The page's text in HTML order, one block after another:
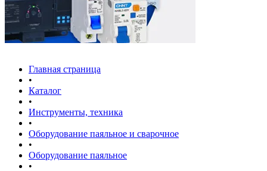
Главная страница
•
Каталог
•
Инструменты, техника
•
Оборудование паяльное и сварочное
•
Оборудование паяльное
•